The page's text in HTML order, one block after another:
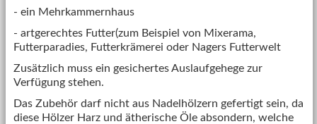
- ein Mehrkammernhaus
- artgerechtes Futter(zum Beispiel von Mixerama,
Futterparadies, Futterkrämerei oder Nagers Futterwelt
Zusätzlich muss ein gesichertes Auslaufgehege zur
Verfügung stehen.
Das Zubehör darf nicht aus Nadelhölzern gefertigt sein, da
diese Hölzer Harz und ätherische Öle absondern, welche